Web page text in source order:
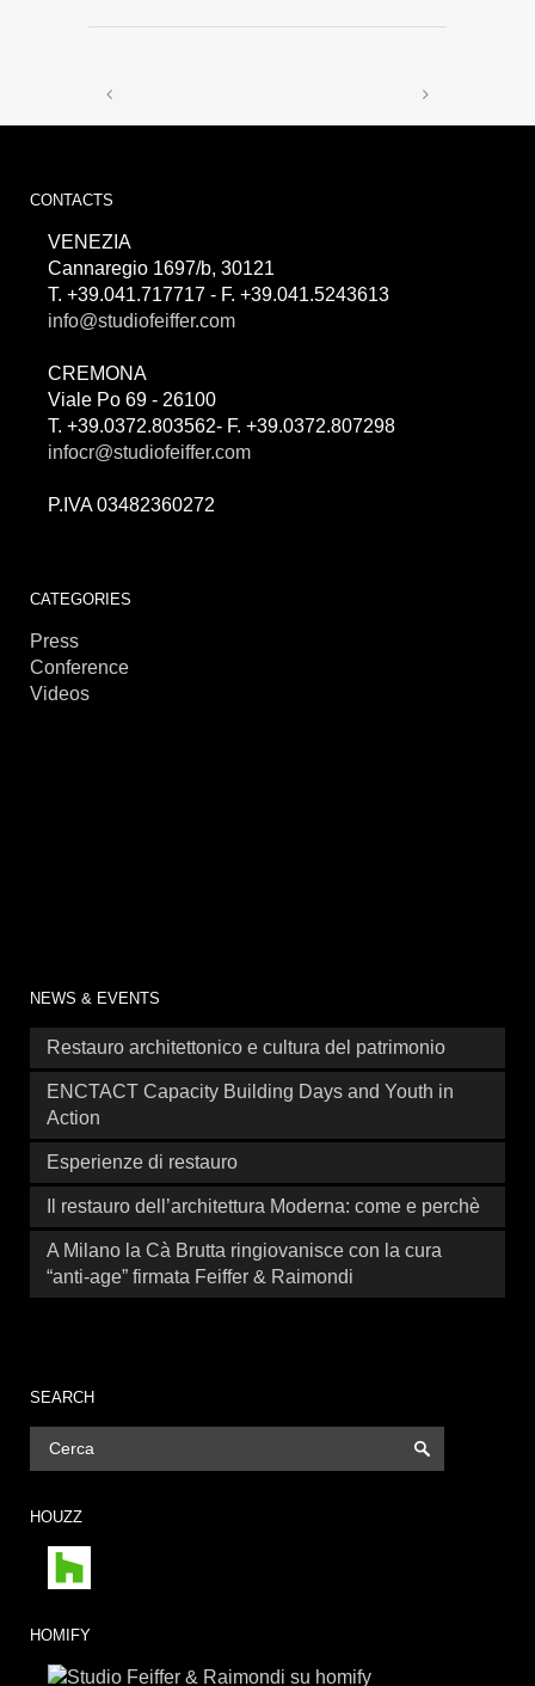
CONTACTS
VENEZIA
Cannaregio 1697/b, 30121
T. +39.041.717717 - F. +39.041.5243613
info@studiofeiffer.com
CREMONA
Viale Po 69 - 26100
T. +39.0372.803562- F. +39.0372.807298
infocr@studiofeiffer.com
P.IVA 03482360272
CATEGORIES
Press
Conference
Videos
NEWS & EVENTS
Restauro architettonico e cultura del patrimonio
ENCTACT Capacity Building Days and Youth in
Action
Esperienze di restauro
Il restauro dell’architettura Moderna: come e perchè
A Milano la Cà Brutta ringiovanisce con la cura
“anti-age” firmata Feiffer & Raimondi
SEARCH
HOUZZ
HOMIFY